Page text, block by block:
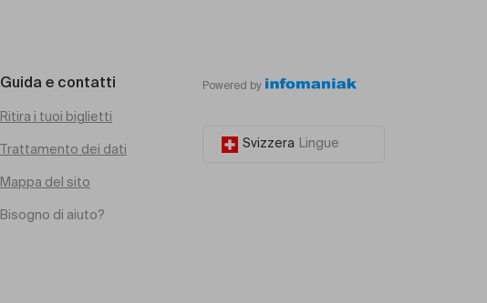
Guida e contatti
Ritira i tuoi biglietti
Trattamento dei dati
Mappa del sito
Bisogno di aiuto?
Powered by
Svizzera Lingue